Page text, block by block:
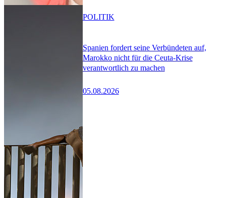
Spanien fordert seine Verbündeten auf,
Marokko nicht für die Ceuta-Krise
verantwortlich zu machen
05.08.2026
POLITIK